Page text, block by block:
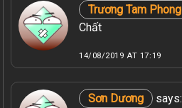
Trương Tam Phong
Chất
14/08/2019 AT 17:19
Sơn Dương
says: